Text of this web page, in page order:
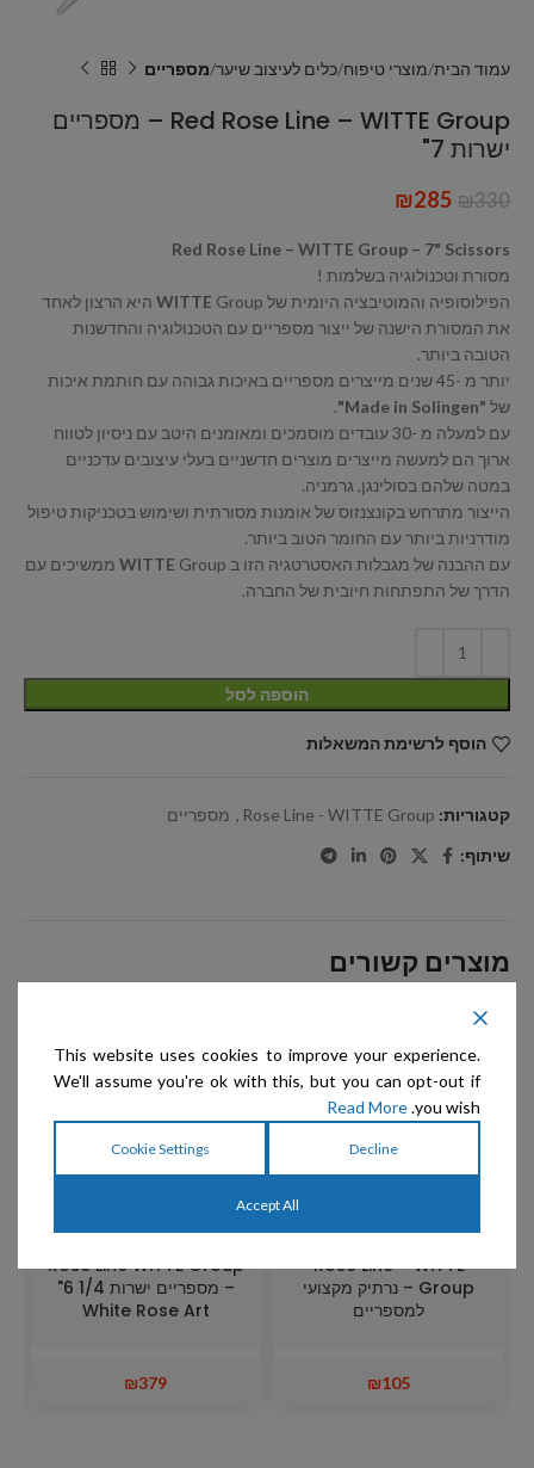
עמוד הבית מוצרי טיפוח כלים לעיצוב שיער מספריים
Red Rose Line – WITTE Group – מספריים
ישרות 7"
₪330
₪285
Red Rose Line – WITTE Group – 7" Scissors
מסורת וטכנולוגיה בשלמות !
הפילוסופיה והמוטיבציה היומית של
WITTE Group היא הרצון לאחד
את המסורת הישנה של ייצור מספריים עם הטכנולוגיה והחדשנות
הטובה ביותר.
יותר מ -45 שנים מייצרים מספריים באיכות גבוהה עם חותמת איכות
של "Made in Solingen"
.
עם למעלה מ -30 עובדים מוסמכים ומאומנים היטב עם ניסיון לטווח
ארוך הם למעשה מייצרים מוצרים חדשניים בעלי עיצובים עדכניים
במטה שלהם בסולינגן, גרמניה.
הייצור מתרחש בקונצנזוס של אומנות מסורתית ושימוש בטכניקות טיפול
מודרניות ביותר עם החומר הטוב ביותר.
עם ההבנה של מגבלות האסטרטגיה הזו ב
WITTE Group ממשיכים עם
הדרך של התפתחות חיובית של החברה.
הוספה לסל
הוסף לרשימת המשאלות
קטגוריות: Rose Line - WITTE Group
, מספריים
שיתוף:
מוצרים קשורים
Rose Line – WITTE
Group – נרתיק מקצועי
למספריים
₪105
Rose Line WITTE Group
– מספריים ישרות 1/4 6"
White Rose Art
₪379
This website uses cookies to improve your experience.
We'll assume you're ok with this, but you can opt-out if
you wish.
Read More
Decline
Cookie Settings
Accept All